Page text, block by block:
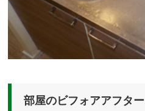
部屋のビフォアアフター